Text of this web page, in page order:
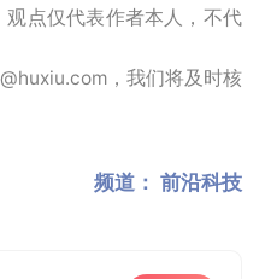
观点仅代表作者本人，不代
，我们将及时核
频道： 前沿科技